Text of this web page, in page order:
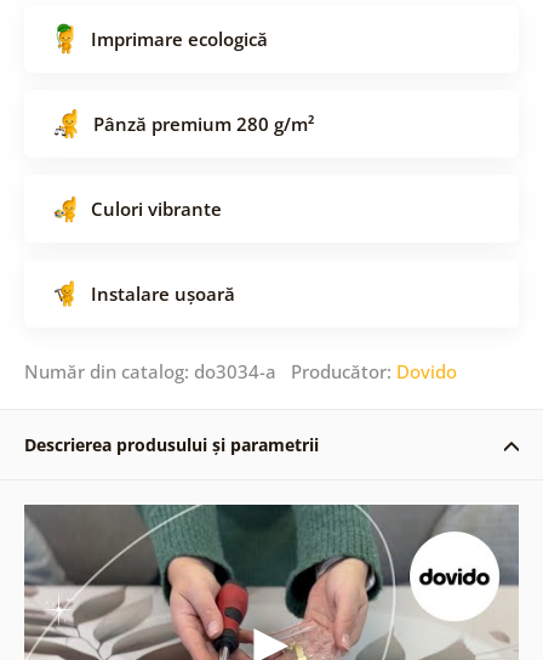
Imprimare ecologică
Pânză premium 280 g/m²
Culori vibrante
Instalare ușoară
Număr din catalog: do3034-a Producător: Dovido
Descrierea produsului și parametrii